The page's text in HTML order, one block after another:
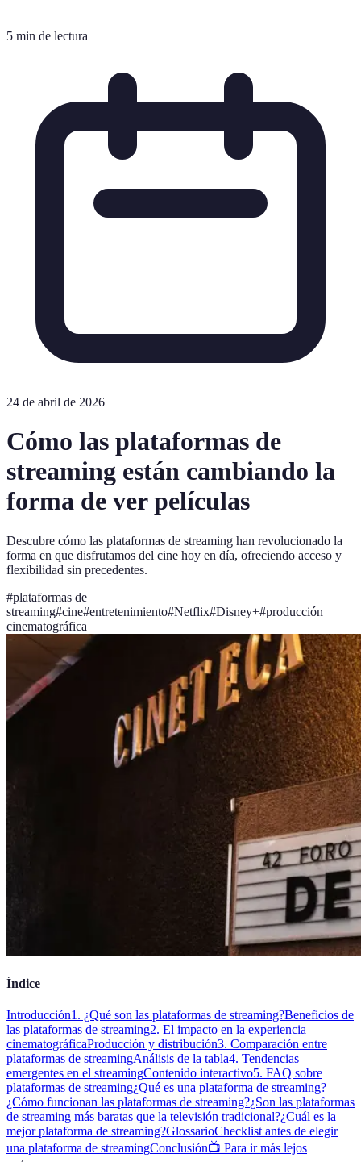
5 min de lectura
24 de abril de 2026
Cómo las plataformas de
streaming están cambiando la
forma de ver películas
Descubre cómo las plataformas de streaming han revolucionado la
forma en que disfrutamos del cine hoy en día, ofreciendo acceso y
flexibilidad sin precedentes.
#plataformas de
streaming#cine#entretenimiento#Netflix#Disney+#producción
cinematográfica
Índice
Introducción1. ¿Qué son las plataformas de streaming?Beneficios de
las plataformas de streaming2. El impacto en la experiencia
cinematográficaProducción y distribución3. Comparación entre
plataformas de streamingAnálisis de la tabla4. Tendencias
emergentes en el streamingContenido interactivo5. FAQ sobre
plataformas de streaming¿Qué es una plataforma de streaming?
¿Cómo funcionan las plataformas de streaming?¿Son las plataformas
de streaming más baratas que la televisión tradicional?¿Cuál es la
mejor plataforma de streaming?GlossarioChecklist antes de elegir
una plataforma de streamingConclusión📺 Para ir más lejos